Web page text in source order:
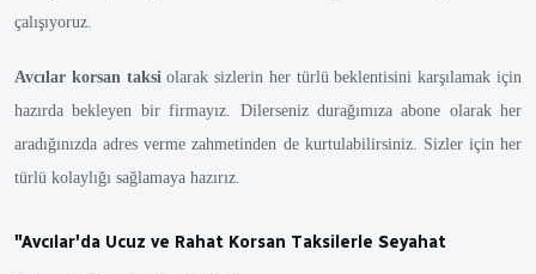
çalışıyoruz.
Avcılar korsan taksiolarak sizlerin her türlü beklentisini karşılamak için
hazırda bekleyen bir firmayız. Dilerseniz durağımıza abone olarak her
aradığınızda adres verme zahmetinden de kurtulabilirsiniz. Sizler için her
türlü kolaylığı sağlamaya hazırız.
"Avcılar'da Ucuz ve Rahat Korsan Taksilerle Seyahat